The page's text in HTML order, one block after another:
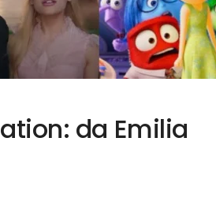
da Emilia